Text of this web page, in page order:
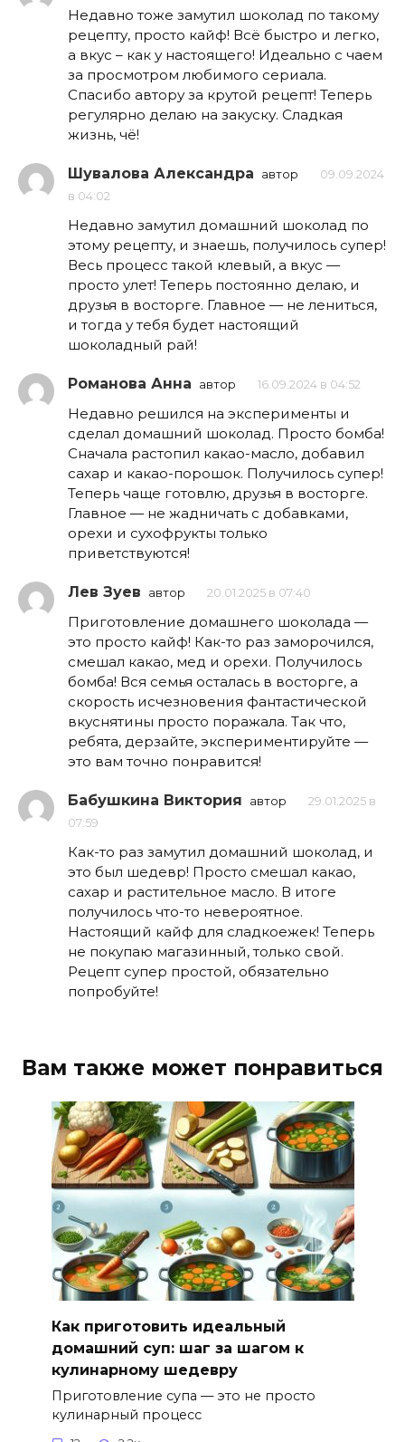
Недавно тоже замутил шоколад по такому
рецепту, просто кайф! Всё быстро и легко,
а вкус – как у настоящего! Идеально с чаем
за просмотром любимого сериала.
Спасибо автору за крутой рецепт! Теперь
регулярно делаю на закуску. Сладкая
жизнь, чё!
Шувалова Александра автор
09.09.2024
в 04:02
Недавно замутил домашний шоколад по
этому рецепту, и знаешь, получилось супер!
Весь процесс такой клевый, а вкус —
просто улет! Теперь постоянно делаю, и
друзья в восторге. Главное — не лениться,
и тогда у тебя будет настоящий
шоколадный рай!
Романова Анна автор 16.09.2024 в 04:52
Недавно решился на эксперименты и
сделал домашний шоколад. Просто бомба!
Сначала растопил какао-масло, добавил
сахар и какао-порошок. Получилось супер!
Теперь чаще готовлю, друзья в восторге.
Главное — не жадничать с добавками,
орехи и сухофрукты только
приветствуются!
Лев Зуев автор 20.01.2025 в 07:40
Приготовление домашнего шоколада —
это просто кайф! Как-то раз заморочился,
смешал какао, мед и орехи. Получилось
бомба! Вся семья осталась в восторге, а
скорость исчезновения фантастической
вкуснятины просто поражала. Так что,
ребята, дерзайте, экспериментируйте —
это вам точно понравится!
Бабушкина Виктория автор
29.01.2025 в
07:59
Как-то раз замутил домашний шоколад, и
это был шедевр! Просто смешал какао,
сахар и растительное масло. В итоге
получилось что-то невероятное.
Настоящий кайф для сладкоежек! Теперь
не покупаю магазинный, только свой.
Рецепт супер простой, обязательно
попробуйте!
Вам также может понравиться
Как приготовить идеальный
домашний суп: шаг за шагом к
кулинарному шедевру
Приготовление супа — это не просто
кулинарный процесс